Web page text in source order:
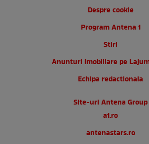
Despre cookie
Program Antena 1
Stiri
Anunturi imobiliare pe
Echipa redactionala
Site-uri Antena Group
a1.ro
antenastars.ro